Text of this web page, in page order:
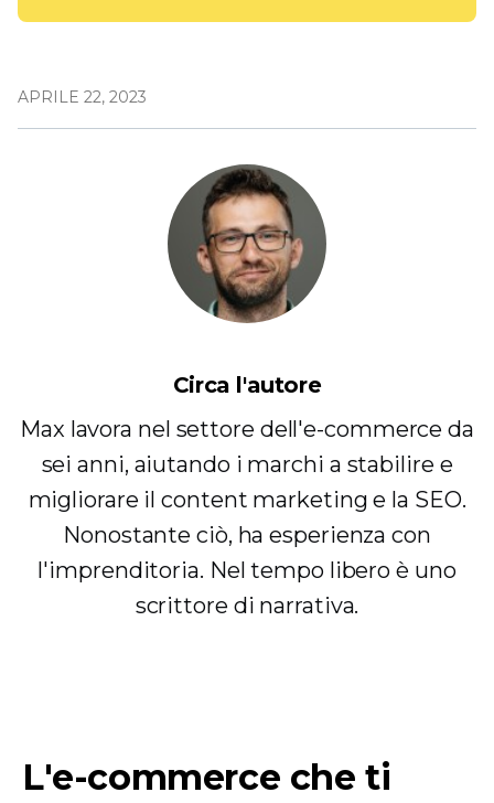
APRILE 22, 2023
Circa l'autore
Max lavora nel settore dell'e-commerce da
sei anni, aiutando i marchi a stabilire e
migliorare il content marketing e la SEO.
Nonostante ciò, ha esperienza con
l'imprenditoria. Nel tempo libero è uno
scrittore di narrativa.
L'e-commerce che ti